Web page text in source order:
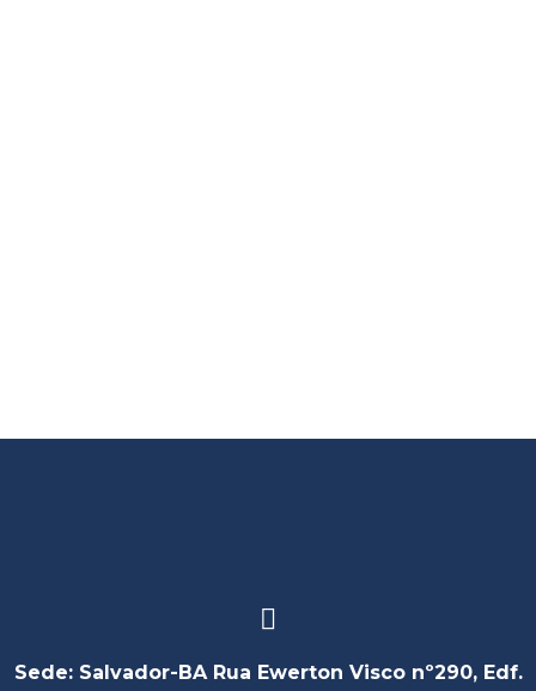
Sede: Salvador-BA Rua Ewerton Visco nº290, Edf.